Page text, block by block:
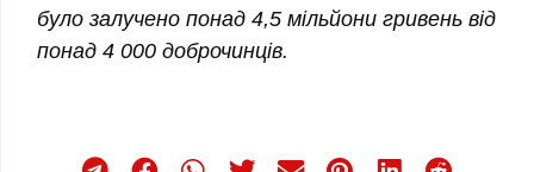
було залучено понад 4,5 мільйони гривень від
понад 4 000 доброчинців.